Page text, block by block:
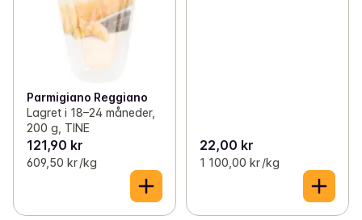
Parmigiano Reggiano
Lagret i 18–24 måneder,
200 g, TINE
121,90 kr
609,50 kr /kg
22,00 kr
1 100,00 kr /kg